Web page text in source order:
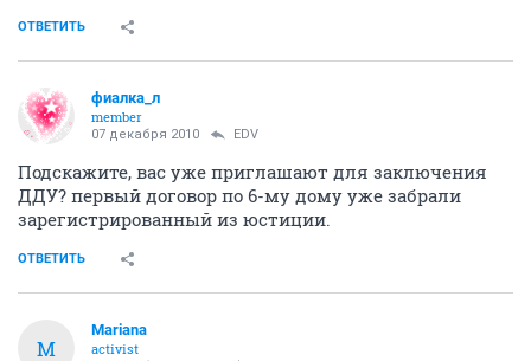
ОТВЕТИТЬ
фиалка_л
member
07 декабря 2010 EDV
Подскажите, вас уже приглашают для заключения
ДДУ? первый договор по 6-му дому уже забрали
зарегистрированный из юстиции.
ОТВЕТИТЬ
M
Mariana
activist